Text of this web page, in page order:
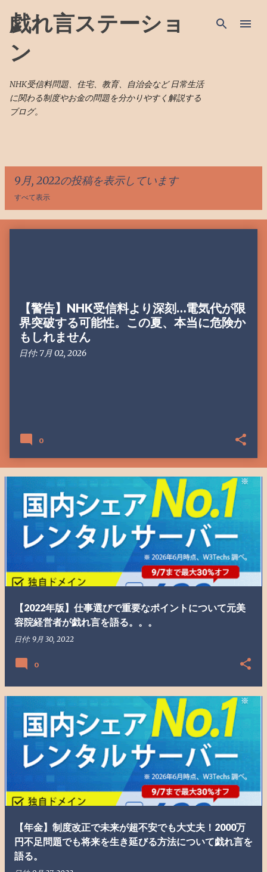
スキップしてメイン コンテンツに移動
戯れ言ステーショ
ン
NHK受信料問題、住宅、教育、自治会など 日常生活
に関わる制度やお金の問題を分かりやすく解説する
ブログ。
9月, 2022の投稿を表示しています
すべて表示
【警告】NHK受信料より深刻…電気代が限
界突破する可能性。この夏、本当に危険か
もしれません
日付: 7月 02, 2026
0
【2022年版】仕事選びで重要なポイントについて元美
容院経営者が戯れ言を語る。。。
日付: 9月 30, 2022
0
【年金】制度改正で未来が超不安でも大丈夫！2000万
円不足問題でも将来を生き延びる方法について戯れ言を
語る。